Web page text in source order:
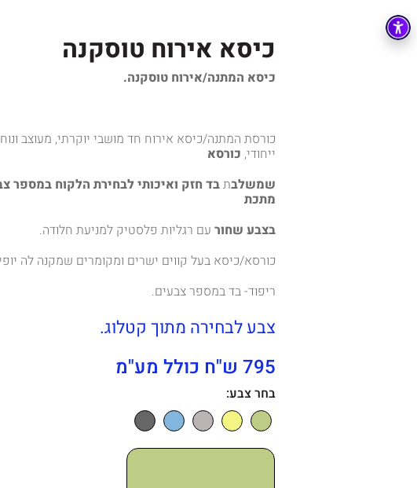
כיסא אירוח טוסקנה
כיסא המתנה/אירוח טוסקנה.
כורסת המתנה/כיסא אירוח חד מושבי יוקרתי, מעוצב
ייחודי, כורסא
שמשלבתבד חזק ואיכותי לבחירת הלקוח במספר
מתכת
בצבע שחור עם רגליות פלסטיק למניעת חלודה.
כורסא/כיסא בעל קווים ישרים ומקומרים שמקנה לה
ריפוד- בד במספר צבעים.
צבע לבחירה מתוך קטלוג.
795 ש"ח כולל מע"מ
בחר צבע: